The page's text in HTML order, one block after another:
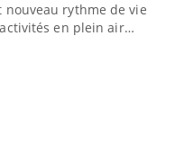
rythme de vie !
en plein air…